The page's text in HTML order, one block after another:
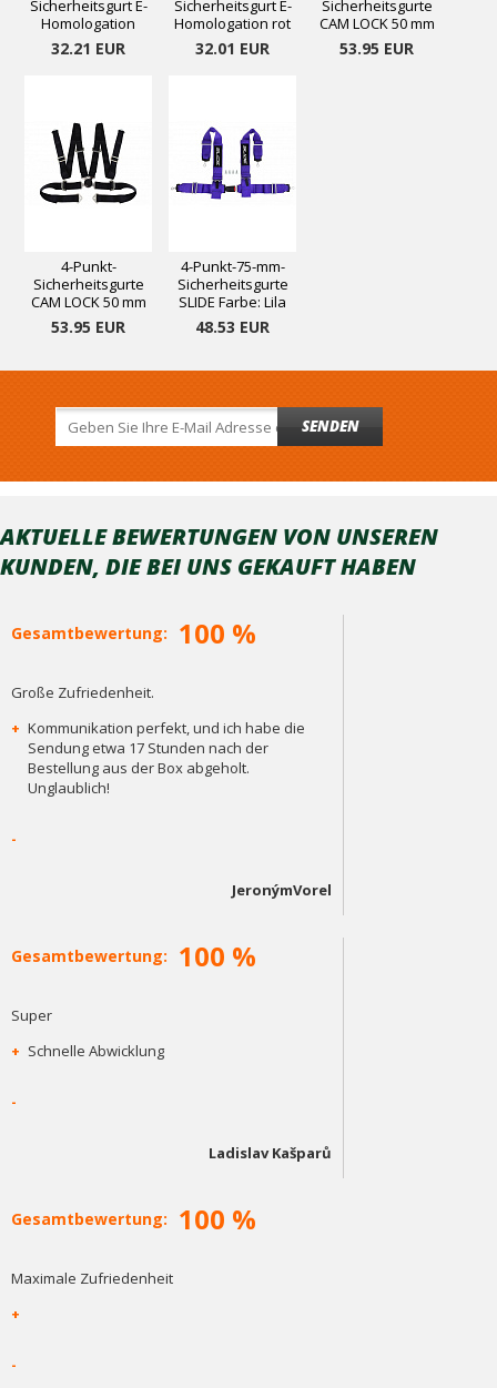
Sicherheitsgurt E-
Homologation
schwarz
32.21 EUR
Sicherheitsgurt E-
Homologation rot
32.01 EUR
Sicherheitsgurte
CAM LOCK 50 mm
rot
53.95 EUR
4-Punkt-
Sicherheitsgurte
CAM LOCK 50 mm
schwarz
53.95 EUR
4-Punkt-75-mm-
Sicherheitsgurte
SLIDE Farbe: Lila
48.53 EUR
SENDEN
AKTUELLE BEWERTUNGEN VON UNSEREN
KUNDEN, DIE BEI ​​UNS GEKAUFT HABEN
Gesamtbewertung: 100 %
Große Zufriedenheit.
+ Kommunikation perfekt, und ich habe die
Sendung etwa 17 Stunden nach der
Bestellung aus der Box abgeholt.
Unglaublich!
-
JeronýmVorel
Gesamtbewertung: 100 %
Super
+ Schnelle Abwicklung
-
Ladislav Kašparů
Gesamtbewertung: 100 %
Maximale Zufriedenheit
+
-